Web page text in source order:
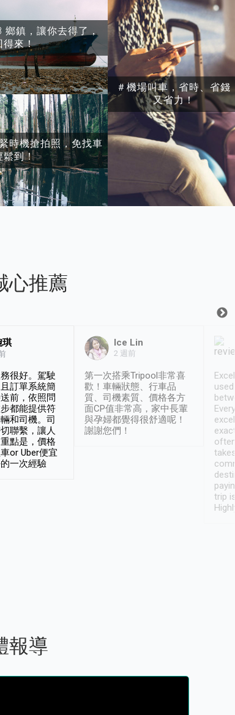
鄉鎮，讓你去得了，
得來！
時機搶拍照，免找車
鬆到！
＃機場叫車，省時、省錢
又省力！
心推薦
琪
很好。駕駛
訂單系統簡
前，依照問
都能提供符
和司機。司
聯繫，讓人
點是，價格
or Uber便宜
一次經驗
Ice Lin
2 週前
第一次搭乘Tripool非常喜
歡！車輛狀態、行車品
質、司機素質、價格各方
面CP值非常高，家中長輩
與孕婦都覺得很舒適呢！
謝謝您們！
trip
報導